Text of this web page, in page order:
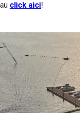
click aici!